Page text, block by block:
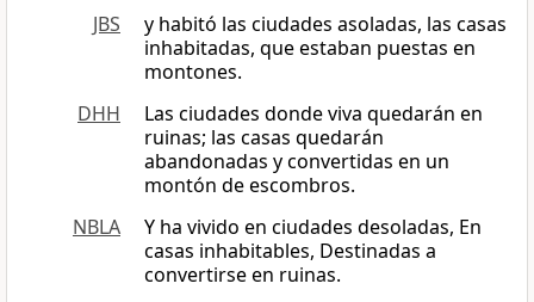
JBS
y habitó las ciudades asoladas, las casas
inhabitadas, que estaban puestas en
montones.
DHH
Las ciudades donde viva quedarán en
ruinas; las casas quedarán
abandonadas y convertidas en un
montón de escombros.
NBLA
Y ha vivido en ciudades desoladas, En
casas inhabitables, Destinadas a
convertirse en ruinas.